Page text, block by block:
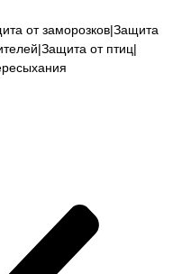
от заморозков|Защита
от птиц|